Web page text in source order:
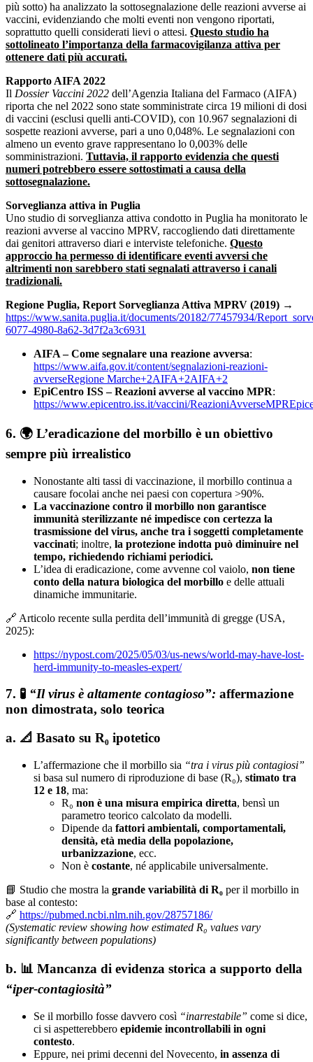
più sotto) ha analizzato la sottosegnalazione delle reazioni avverse ai
vaccini, evidenziando che molti eventi non vengono riportati,
soprattutto quelli considerati lievi o attesi. Questo studio ha
sottolineato l’importanza della farmacovigilanza attiva per
ottenere dati più accurati.
Rapporto AIFA 2022
Il Dossier Vaccini 2022 dell’Agenzia Italiana del Farmaco (AIFA)
riporta che nel 2022 sono state somministrate circa 19 milioni di dosi
di vaccini (esclusi quelli anti-COVID), con 10.967 segnalazioni di
sospette reazioni avverse, pari a uno 0,048%. Le segnalazioni con
almeno un evento grave rappresentano lo 0,003% delle
somministrazioni. Tuttavia, il rapporto evidenzia che questi
numeri potrebbero essere sottostimati a causa della
sottosegnalazione.
Sorveglianza attiva in Puglia
Uno studio di sorveglianza attiva condotto in Puglia ha monitorato le
reazioni avverse al vaccino MPRV, raccogliendo dati direttamente
dai genitori attraverso diari e interviste telefoniche. Questo
approccio ha permesso di identificare eventi avversi che
altrimenti non sarebbero stati segnalati attraverso i canali
tradizionali.
Regione Puglia, Report Sorveglianza Attiva MPRV (2019) →
https://www.sanita.puglia.it/documents/20182/77457934/
6077-4980-8a62-3d7f2a3c6931
AIFA – Come segnalare una reazione avversa:
https://www.aifa.gov.it/content/segnalazioni-reazioni-
avverseRegione Marche+2AIFA+2AIFA+2
EpiCentro ISS – Reazioni avverse al vaccino MPR:
https://www.epicentro.iss.it/vaccini/ReazioniAvverseMPR
6. 🌍 L’eradicazione del morbillo è un obiettivo
sempre più irrealistico
Nonostante alti tassi di vaccinazione, il morbillo continua a
causare focolai anche nei paesi con copertura >90%.
La vaccinazione contro il morbillo non garantisce
immunità sterilizzante né impedisce con certezza la
trasmissione del virus, anche tra i soggetti completamente
vaccinati; inoltre, la protezione indotta può diminuire nel
tempo, richiedendo richiami periodici.
L’idea di eradicazione, come avvenne col vaiolo, non tiene
conto della natura biologica del morbillo e delle attuali
dinamiche immunitarie.
🔗 Articolo recente sulla perdita dell’immunità di gregge (USA,
2025):
https://nypost.com/2025/05/03/us-news/world-may-have-lost-
herd-immunity-to-measles-expert/
7. 🧪 “Il virus è altamente contagioso”: affermazione
non dimostrata, solo teorica
a. 📐 Basato su R₀ ipotetico
L’affermazione che il morbillo sia “tra i virus più contagiosi”
si basa sul numero di riproduzione di base (R₀), stimato tra
12 e 18, ma:
R₀ non è una misura empirica diretta, bensì un
parametro teorico calcolato da modelli.
Dipende da fattori ambientali, comportamentali,
densità, età media della popolazione,
urbanizzazione, ecc.
Non è costante, né applicabile universalmente.
📘 Studio che mostra la grande variabilità di R₀ per il morbillo in
base al contesto:
🔗 https://pubmed.ncbi.nlm.nih.gov/28757186/
(Systematic review showing how estimated R₀ values vary
significantly between populations)
b. 📊 Mancanza di evidenza storica a supporto della
“iper-contagiosità”
Se il morbillo fosse davvero così “inarrestabile” come si dice,
ci si aspetterebbero epidemie incontrollabili in ogni
contesto.
Eppure, nei primi decenni del Novecento, in assenza di